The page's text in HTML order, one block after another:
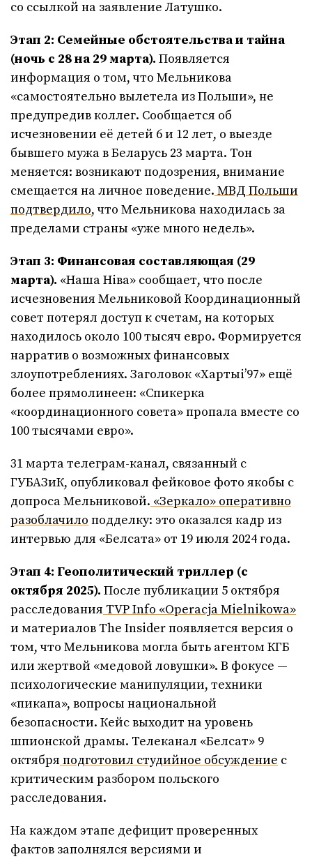
со ссылкой на заявление Латушко.
Этап 2: Семейные обстоятельства и тайна
(ночь с 28 на 29 марта). Появляется
информация о том, что Мельникова
«самостоятельно вылетела из Польши», не
предупредив коллег. Сообщается об
исчезновении её детей 6 и 12 лет, о выезде
бывшего мужа в Беларусь 23 марта. Тон
меняется: возникают подозрения, внимание
смещается на личное поведение. МВД Польши
подтвердило, что Мельникова находилась за
пределами страны «уже много недель».
Этап 3: Финансовая составляющая (29
марта). «Наша Ніва» сообщает, что после
исчезновения Мельниковой Координационный
совет потерял доступ к счетам, на которых
находилось около 100 тысяч евро. Формируется
нарратив о возможных финансовых
злоупотреблениях. Заголовок «Хартыі’97» ещё
более прямолинеен: «Спикерка
«координационного совета» пропала вместе со
100 тысячами евро».
31 марта телеграм-канал, связанный с
ГУБАЗиК, опубликовал фейковое фото якобы с
допроса Мельниковой. «Зеркало» оперативно
разоблачило подделку: это оказался кадр из
интервью для «Белсата» от 19 июля 2024 года.
Этап 4: Геополитический триллер (с
октября 2025). После публикации 5 октября
расследования TVP Info «Operacja Mielnikowa»
и материалов The Insider появляется версия о
том, что Мельникова могла быть агентом КГБ
или жертвой «медовой ловушки». В фокусе —
психологические манипуляции, техники
«пикапа», вопросы национальной
безопасности. Кейс выходит на уровень
шпионской драмы. Телеканал «Белсат» 9
октября подготовил студийное обсуждение с
критическим разбором польского
расследования.
На каждом этапе дефицит проверенных
фактов заполнялся версиями и